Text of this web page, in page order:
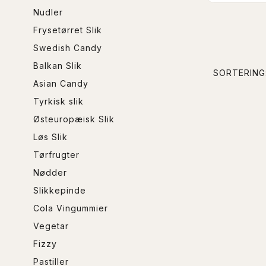
Nudler
Frysetørret Slik
Swedish Candy
Balkan Slik
Asian Candy
Tyrkisk slik
Østeuropæisk Slik
Løs Slik
Tørfrugter
Nødder
Slikkepinde
Cola Vingummier
Vegetar
Fizzy
Pastiller